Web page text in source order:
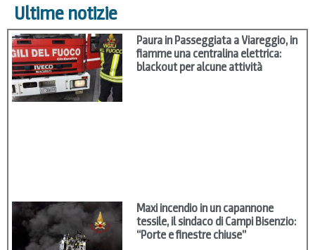
Ultime notizie
Paura in Passeggiata a Viareggio, in
fiamme una centralina elettrica:
blackout per alcune attività
Maxi incendio in un capannone
tessile, il sindaco di Campi Bisenzio:
“Porte e finestre chiuse”